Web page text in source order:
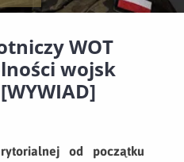
publikacji o kategorii Szkolenia i
do nowej strony z listą publikacji o
WOT
wojsk
od początku